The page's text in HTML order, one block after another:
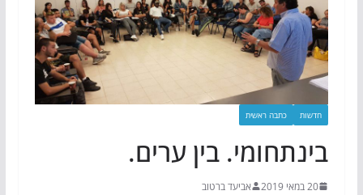
חדשות כתבה ראשית
בינתחומי. בין ערים.
20 במאי 2019 אביעד ברטוב